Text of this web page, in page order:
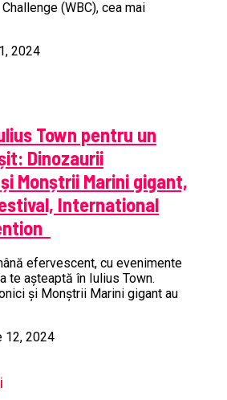
(WBC), cea mai
2024
Town pentru un
Dinozaurii
Monștrii Marini gigant,
International
efervescent, cu evenimente
te așteaptă în Iulius Town.
și Monștrii Marini gigant au
12, 2024